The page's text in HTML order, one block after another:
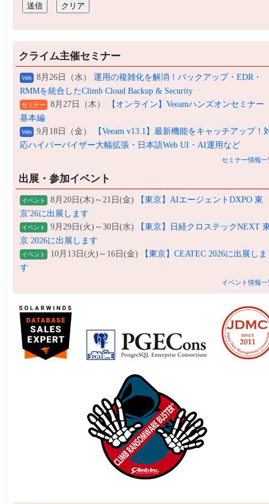
クライム主催セミナー
Web 8月26日（水） 運用の複雑化を解消！バックアップ・EDR・
RMMを統合したClimb Cloud Backup & Security
セミナー 8月27日（木）
【オンライン】Veeamハンズオンセミナー
基本編
Web 9月18日（金）
【Veeam v13.1】最新機能をキャッチアップ！
応ハイパーバイザー大幅拡張・日本語Web UI・AI運用など
セミナー情報一
出展・参加イベント
イベント 8月20日(木)～21日(金)
【東京】AIエージェントDXPO 東
京'26に出展します
イベント 9月29日(火)～30日(水)
【東京】日経クロステックNEXT
京 2026に出展します
イベント 10月13日(火)～16日(金)
【東京】CEATEC 2026に出展しま
す
イベント情報一